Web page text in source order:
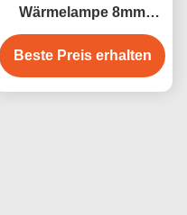
Wärmelampe 8mm
Quarzglasrohr
Beste Preis erhalten